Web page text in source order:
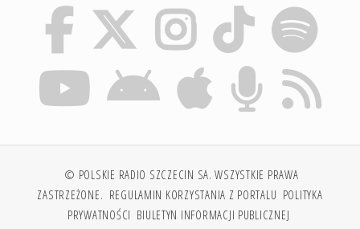
© POLSKIE RADIO SZCZECIN SA. WSZYSTKIE PRAWA
ZASTRZEŻONE. REGULAMIN KORZYSTANIA Z PORTALU POLITYKA
PRYWATNOŚCI BIULETYN INFORMACJI PUBLICZNEJ